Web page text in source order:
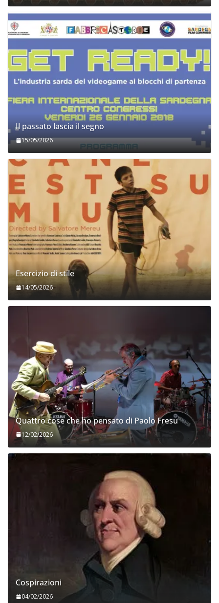
Il passato lascia il segno
15/05/2026
Esercizio di stile
14/05/2026
Quattro cose che ho pensato di Paolo Fresu
12/02/2026
Cospirazioni
04/02/2026